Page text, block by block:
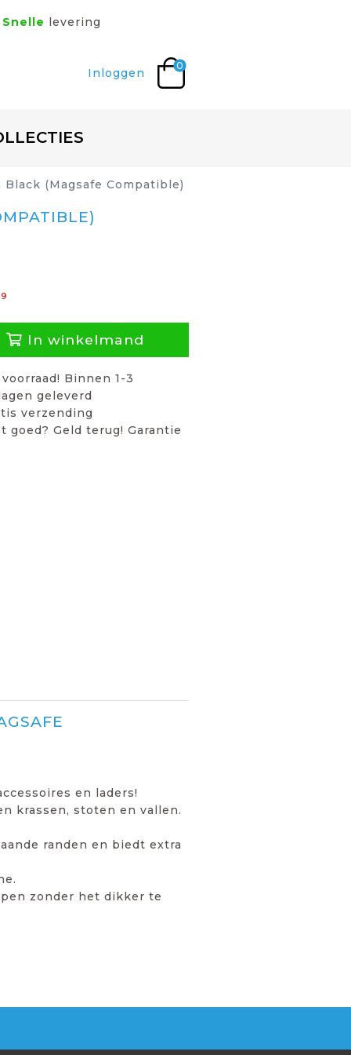
Snelle levering
Inloggen
0
(Magsafe Compatible)
In winkelmand
Binnen 1-3
geleverd
verzending
goed? Geld terug! Garantie
en laders!
krassen, stoten en vallen.
randen en biedt extra
zonder het dikker te